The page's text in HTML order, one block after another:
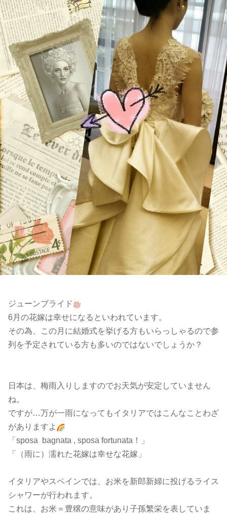
ジューンブライド
6月の花嫁は幸せになるといわれています。
その為、この月に結婚式を挙げる方もいらっしゃるので参
列を予定されている方も多いのではないでしょうか？
日本は、梅雨入りしますのでお天気が安定していません
ね。
ですが…万が一雨になってもイタリアではこんなことわざ
がありますよ
「sposa bagnata , sposa fortunata！」
「（雨に）濡れた花嫁は幸せな花嫁」
イタリアやスペインでは、お米を新郎新婦に投げるライス
シャワーが行われます。
これは、お米＝豊穣の意味があり子孫繁栄を表していま